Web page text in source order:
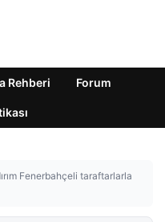
Rehberi Forum
Fenerbahçeli taraftarlarla